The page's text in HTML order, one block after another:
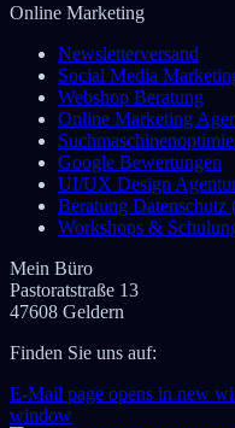
Online Marketing
Newsletterversand
Social Media
Webshop Beratung
Online Marketing
Google Bewertungen
UI/UX Design
Beratung
Workshops &
Mein Büro
Pastoratstraße 13
47608 Geldern
Finden Sie uns auf:
E-Mail page opens in new
window